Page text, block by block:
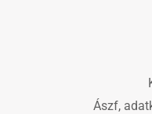
Ászf,